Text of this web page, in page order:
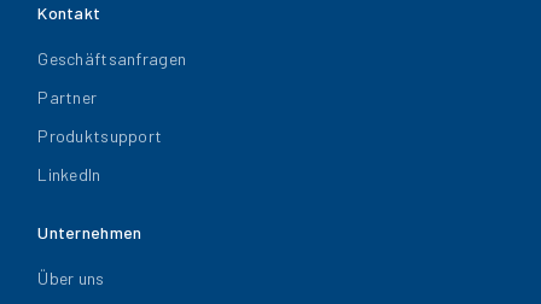
Kontakt
Geschäftsanfragen
Partner
Produktsupport
LinkedIn
Unternehmen
Über uns